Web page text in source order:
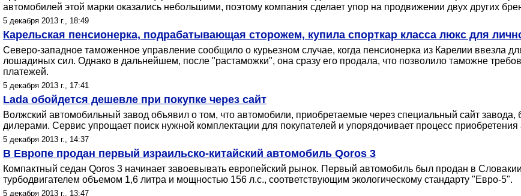
автомобилей этой марки оказались небольшими, поэтому компания сделает упор на продвижении двух других
5 декабря 2013 г., 18:49
Карельская пенсионерка, подрабатывающая сторожем, купила спорткар класса люкс для
Северо-западное таможенное управление сообщило о курьезном случае, когда пенсионерка из Карелии ввезла
лошадиных сил. Однако в дальнейшем, после "растаможки", она сразу его продала, что позволило таможне
платежей.
5 декабря 2013 г., 17:41
Lada обойдется дешевле при покупке через сайт
Волжский автомобильный завод объявил о том, что автомобили, приобретаемые через специальный сайт
дилерами. Сервис упрощает поиск нужной комплектации для покупателей и упорядочивает процесс
5 декабря 2013 г., 14:37
В Европе продан первый израильско-китайский автомобиль Qoros 3
Компактный седан Qoros 3 начинает завоевывать европейский рынок. Первый автомобиль был продан в
турбодвигателем объемом 1,6 литра и мощностью 156 л.с., соответствующим экологическому стандарту "Евро-5".
5 декабря 2013 г., 13:47